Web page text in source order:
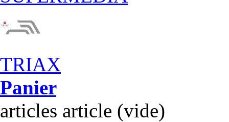
TRIAX
Panier
articles article (vide)